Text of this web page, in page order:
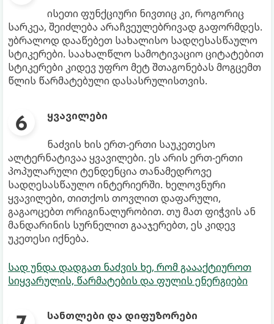
ისეთი ფუნქციური ნივთიც კი, როგორიც
სარკეა, შეიძლება არაჩვეულებრივად გაფორმდეს.
უბრალოდ დააწებეთ სახალისო სადღესასწაულო
სტიკერები. საახალწლო სამოტივაციო ციტატებით
სტიკერები კიდევ უფრო მეტ შთაგონებას მოგცემთ
წლის წარმატებული დასასრულისთვის.
ყვავილები
ნაძვის ხის ერთ-ერთი საუკეთესო
ალტერნატივაა ყვავილები. ეს არის ერთ-ერთი
პოპულარული ტენდენცია თანამედროვე
სადღესასწაულო ინტერიერში. ხელოვნური
ყვავილები, თითქოს თოვლით დაფარული,
გაგაოცებთ ორიგინალურობით. თუ მათ ფიჭვის ან
მანდარინის სურნელით გააჯერებთ, ეს კიდევ
უკეთესი იქნება.
სად უნდა დადგათ ნაძვის ხე, რომ გაააქტიუროთ
სიყვარულის, წარმატების და ფულის ენერგიები
სანთლები და დიფუზორები